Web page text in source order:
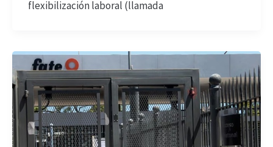
flexibilización laboral (llamada